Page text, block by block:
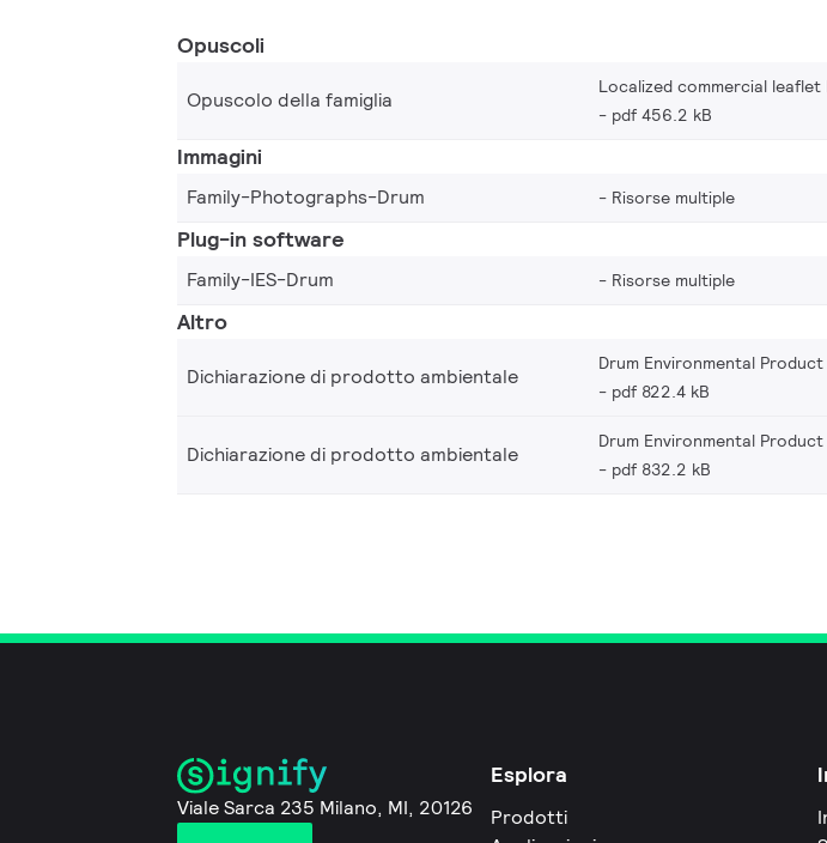
Opuscoli
Opuscolo della famiglia
Localized commercial leaflet
pdf 456.2 kB
Immagini
Family-Photographs-Drum Risorse multiple
Plug-in software
Family-IES-Drum Risorse multiple
Altro
Dichiarazione di prodotto ambientale
Drum Environmental
pdf 822.4 kB
Dichiarazione di prodotto ambientale
Drum Environmental
pdf 832.2 kB
Viale Sarca 235 Milano, MI, 20126
Esplora
Prodotti